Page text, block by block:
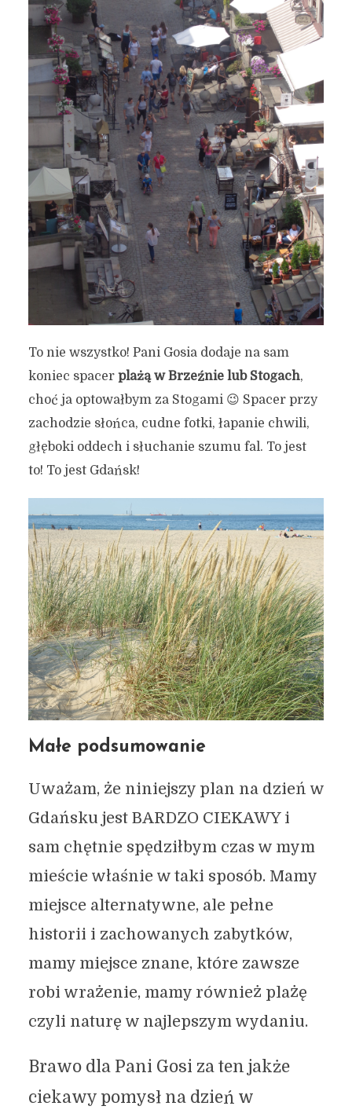
To nie wszystko! Pani Gosia dodaje na sam
koniec spacer plażą w Brzeźnie lub Stogach,
choć ja optowałbym za Stogami 😉 Spacer przy
zachodzie słońca, cudne fotki, łapanie chwili,
głęboki oddech i słuchanie szumu fal. To jest
to! To jest Gdańsk!
Małe podsumowanie
Uważam, że niniejszy plan na dzień w
Gdańsku jest BARDZO CIEKAWY i
sam chętnie spędziłbym czas w mym
mieście właśnie w taki sposób. Mamy
miejsce alternatywne, ale pełne
historii i zachowanych zabytków,
mamy miejsce znane, które zawsze
robi wrażenie, mamy również plażę
czyli naturę w najlepszym wydaniu.
Brawo dla Pani Gosi za ten jakże
ciekawy pomysł na dzień w